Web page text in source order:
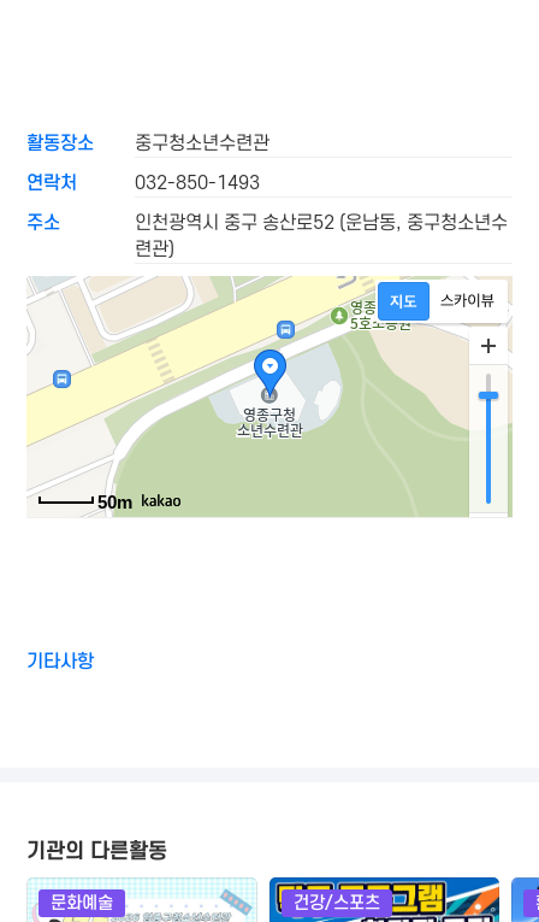
활동장소
중구청소년수련관
연락처
032-850-1493
주소
인천광역시 중구 송산로52 (운남동, 중구청소년수
련관)
50m
기타사항
기관의 다른활동
문화예술 건강/스포츠